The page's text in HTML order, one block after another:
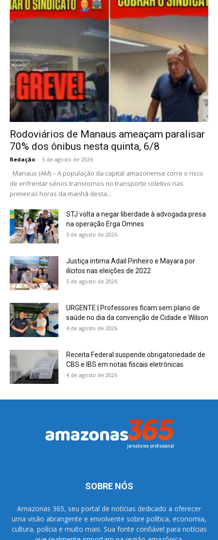
Rodoviários de Manaus ameaçam paralisar
70% dos ônibus nesta quinta, 6/8
Redação - 5 de agosto de 2026
Manaus (AM) – A população da capital amazonense corre o risco
de enfrentar sérios transtornos no transporte coletivo nas
primeiras horas da manhã desta...
STJ volta a negar liberdade à advogada presa
na operação Erga Omnes
5 de agosto de 2026
Justiça intima Adail Pinheiro e Mayara por
ilícitos nas eleições de 2022
5 de agosto de 2026
URGENTE | Professores ficam sem plano de
saúde no dia da convenção de Cidade e Wilson
4 de agosto de 2026
Receita Federal suspende obrigatoriedade de
CBS e IBS em notas fiscais eletrônicas
4 de agosto de 2026
SOBRE NÓS
Amazonas 365, seu portal de notícias dedicado a oferecer
uma visão abrangente e envolvente sobre política, economia,
cultura, polícia e muito mais. Sua fonte confiável para notícias